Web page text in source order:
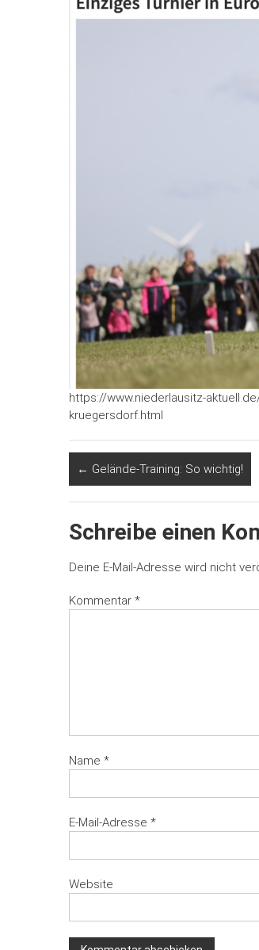
https://www.niederlausitz-
kruegersdorf.html
← Gelände-Training: So wichtig!
Schreibe einen
Deine E-Mail-Adresse wird nicht
Kommentar *
Name *
E-Mail-Adresse *
Website